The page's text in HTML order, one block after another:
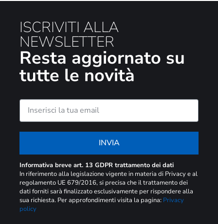
ISCRIVITI ALLA
NEWSLETTER
Resta aggiornato su
tutte le novità
INVIA
Informativa breve art. 13 GDPR trattamento dei dati
In riferimento alla legislazione vigente in materia di Privacy e al
regolamento UE 679/2016, si precisa che il trattamento dei
dati forniti sarà finalizzato esclusivamente per rispondere alla
sua richiesta. Per approfondimenti visita la pagina: Privacy
policy